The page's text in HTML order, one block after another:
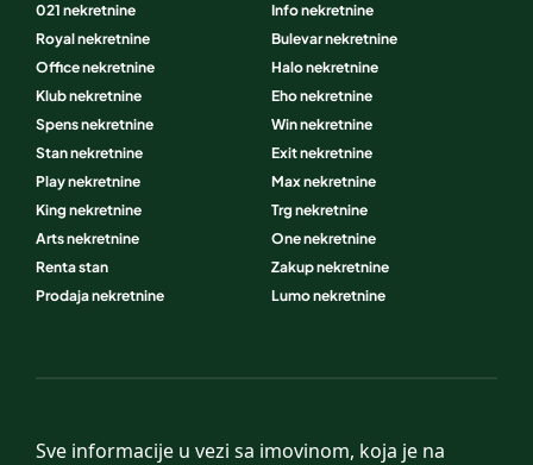
Sve informacije u vezi sa imovinom, koja je na
021 nekretnine
Info nekretnine
Royal nekretnine
Bulevar nekretnine
Office nekretnine
Halo nekretnine
Klub nekretnine
Eho nekretnine
Spens nekretnine
Win nekretnine
Stan nekretnine
Exit nekretnine
Play nekretnine
Max nekretnine
King nekretnine
Trg nekretnine
Arts nekretnine
One nekretnine
Renta stan
Zakup nekretnine
Prodaja nekretnine
Lumo nekretnine